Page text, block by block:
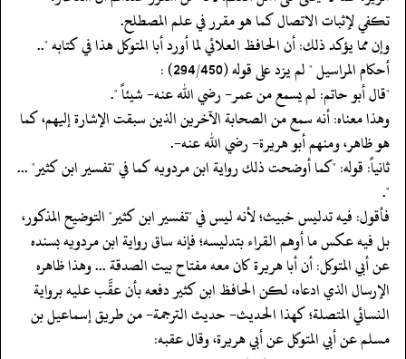
تكفي لإثبات الاتصال كما هو مقرر في علم المصطلح.
‏‏‏‏وإن مما يؤكد ذلك: أن الحافظ العلائي لما أورد أبا المتوكل هذا في كتابه "..
أحكام المراسيل " لم يزد على قوله (294/450) :
‏‏‏‏"قال أبو حاتم: لم يسمع من عمر- رضي الله عنه- شيئاً ".
‏‏‏‏وهذا معناه: أنه سمع من الصحابة الآخرين الذين سبقت الإشارة إليهم، كما
هو ظاهر، ومنهم أبو هريرة- رضي الله عنه-.
‏‏‏‏ثانياً: قوله: "كما أوضحت ذلك رواية ابن مردويه كما في "تفسير ابن كثير" ...
".
‏‏‏‏فأقول: فيه تدليس خبيث؛ لأنه ليس في "تفسير ابن كثير" التوضيح المذكور،
بل فيه عكس ما أوهم القراء بتدليسه؛ فإنه ساق رواية ابن مردويه بسنده
عن أبي المتوكل: أن أبا هريرة كان معه مفتاح بيت الصدقة ... وهذا ظاهره
الإرسال الذي ادعاه، لكن الحافظ ابن كثير دفعه بأن عقَّب عليه برواية
النسائي المتصلة؛ كهذا الحديث- حديث الترجمة- من طريق إسماعيل بن
مسلم عن أبي المتوكل عن أبي هريرة، وقال عقبه: